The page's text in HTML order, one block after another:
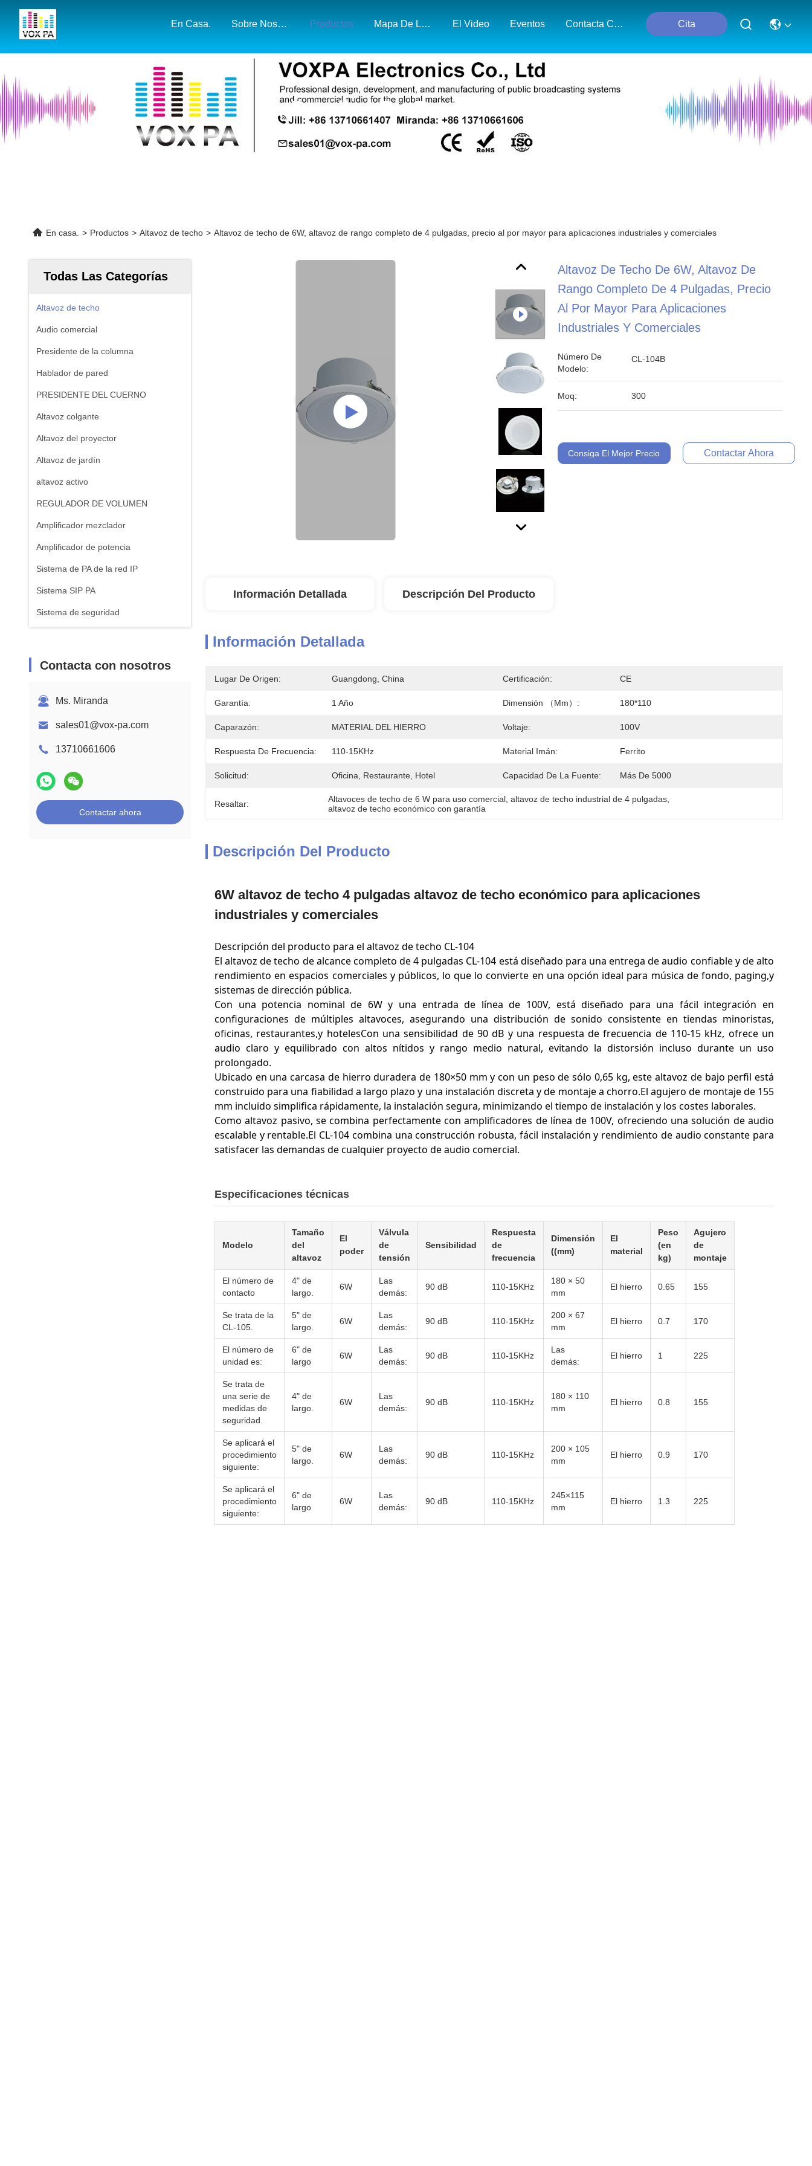
En Casa. Sobre Nosotros Productos Mapa De La Exposición Y El Mercado El Video Eventos Contacta Con Nosotros Cita
Detalles De Productos
En casa. > Productos > Altavoz de techo > Altavoz de techo de 6W, altavoz de rango completo de 4 pulgadas, precio al por mayor para aplicaciones industriales y comerciales
Todas Las Categorías
Altavoz de techo
Audio comercial
Presidente de la columna
Hablador de pared
PRESIDENTE DEL CUERNO
Altavoz colgante
Altavoz del proyector
Altavoz de jardín
altavoz activo
REGULADOR DE VOLUMEN
Amplificador mezclador
Amplificador de potencia
Sistema de PA de la red IP
Sistema SIP PA
Sistema de seguridad
Contacta con nosotros
Ms. Miranda
sales01@vox-pa.com
13710661606
Contactar ahora
Altavoz De Techo De 6W, Altavoz De
Rango Completo De 4 Pulgadas, Precio
Al Por Mayor Para Aplicaciones
Industriales Y Comerciales
Número De
Modelo:
CL-104B
Moq: 300
Consiga El Mejor Precio Contactar Ahora
Información Detallada Descripción Del Producto
Información Detallada
Lugar De Origen: Guangdong, China Certificación: CE
Garantía: 1 Año Dimensión （mm）: 180*110
Caparazón: MATERIAL DEL HIERRO Voltaje: 100V
Respuesta De Frecuencia: 110-15KHz Material Imán: Ferrito
Solicitud: Oficina, Restaurante, Hotel Capacidad De La Fuente: Más De 5000
Resaltar: Altavoces de techo de 6 W para uso comercial , altavoz de techo industrial de 4 pulgadas
altavoz de techo económico con garantía
Descripción Del Producto
6W altavoz de techo 4 pulgadas altavoz de techo económico para aplicaciones
industriales y comerciales
Descripción del producto para el altavoz de techo CL-104
El altavoz de techo de alcance completo de 4 pulgadas CL-104 está diseñado para una entrega de audio confiable y de alto
rendimiento en espacios comerciales y públicos, lo que lo convierte en una opción ideal para música de fondo, paging,y
sistemas de dirección pública.
Con una potencia nominal de 6W y una entrada de línea de 100V, está diseñado para una fácil integración en
configuraciones de múltiples altavoces, asegurando una distribución de sonido consistente en tiendas minoristas,
oficinas, restaurantes,y hotelesCon una sensibilidad de 90 dB y una respuesta de frecuencia de 110-15 kHz, ofrece un
audio claro y equilibrado con altos nítidos y rango medio natural, evitando la distorsión incluso durante un uso
prolongado.
Ubicado en una carcasa de hierro duradera de 180×50 mm y con un peso de sólo 0,65 kg, este altavoz de bajo perfil está
construido para una fiabilidad a largo plazo y una instalación discreta y de montaje a chorro.El agujero de montaje de 155
mm incluido simplifica rápidamente, la instalación segura, minimizando el tiempo de instalación y los costes laborales.
Como altavoz pasivo, se combina perfectamente con amplificadores de línea de 100V, ofreciendo una solución de audio
escalable y rentable.El CL-104 combina una construcción robusta, fácil instalación y rendimiento de audio constante para
satisfacer las demandas de cualquier proyecto de audio comercial.
Especificaciones técnicas
Modelo
Tamaño
del
altavoz
El
poder
Válvula
de
tensión
Sensibilidad
Respuesta
de
frecuencia
Dimensión
((mm)
El
material
Peso
(en
kg)
Agujero
de
montaje
El número de
contacto
4" de
largo.
6W
Las
demás:
90 dB 110-15KHz
180 × 50
mm
El hierro 0.65 155
Se trata de la
CL-105.
5" de
largo.
6W
Las
demás:
90 dB 110-15KHz
200 × 67
mm
El hierro 0.7 170
El número de
unidad es:
6" de
largo
6W
Las
demás:
90 dB 110-15KHz
Las
demás:
El hierro 1 225
Se trata de
una serie de
medidas de
seguridad.
4" de
largo.
6W
Las
demás:
90 dB 110-15KHz
180 × 110
mm
El hierro 0.8 155
Se aplicará el
procedimiento
siguiente:
5" de
largo.
6W
Las
demás:
90 dB 110-15KHz
200 × 105
mm
El hierro 0.9 170
Se aplicará el
procedimiento
siguiente:
6" de
largo
6W
Las
demás:
90 dB 110-15KHz
245×115
mm
El hierro 1.3 225